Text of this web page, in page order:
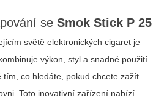
se Smok Stick P 25
světě elektronických cigaret je
výkon, styl a snadné použití.
tím, co hledáte, pokud chcete zažít
Toto inovativní zařízení nabízí